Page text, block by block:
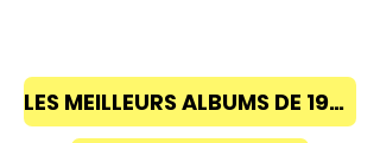
LES MEILLEURS ALBUMS DE 1968 à 2018